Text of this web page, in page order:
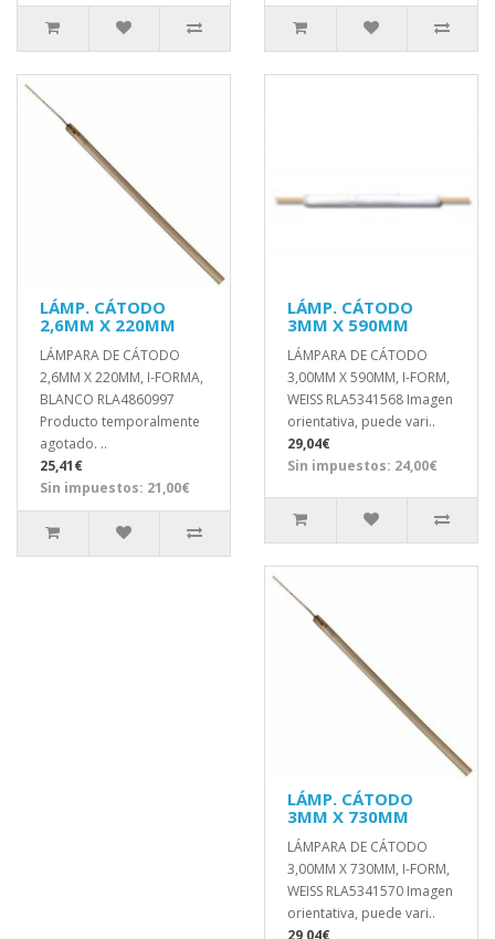
LÁMP. CÁTODO
2,6MM X 220MM
LÁMPARA DE CÁTODO
2,6MM X 220MM, I-FORMA,
BLANCO RLA4860997
Producto temporalmente
agotado. ..
25,41€
Sin impuestos: 21,00€
LÁMP. CÁTODO
3MM X 590MM
LÁMPARA DE CÁTODO
3,00MM X 590MM, I-FORM,
WEISS RLA5341568 Imagen
orientativa, puede vari..
29,04€
Sin impuestos: 24,00€
LÁMP. CÁTODO
3MM X 730MM
LÁMPARA DE CÁTODO
3,00MM X 730MM, I-FORM,
WEISS RLA5341570 Imagen
orientativa, puede vari..
29,04€